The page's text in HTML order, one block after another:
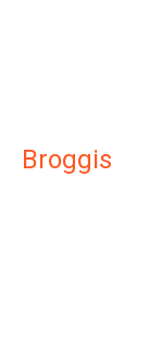
Broggis